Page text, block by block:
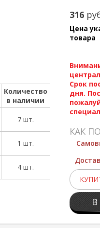
316
Цена
товара
Срок
дня.
КАК
Количество
в наличии
7 шт.
1 шт.
4 шт.